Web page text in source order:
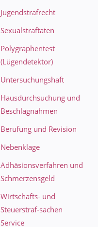
Jugendstrafrecht
Sexualstraftaten
Polygraphentest
(Lügendetektor)
Untersuchungshaft
Hausdurchsuchung und
Beschlagnahmen
Berufung und Revision
Nebenklage
Adhäsionsverfahren und
Schmerzensgeld
Wirtschafts- und
Steuerstraf-sachen
Service